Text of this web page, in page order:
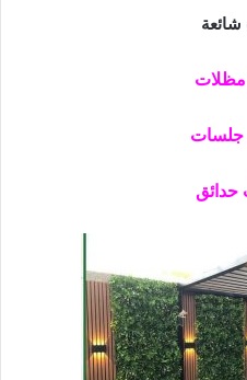
جلسات
حدائق